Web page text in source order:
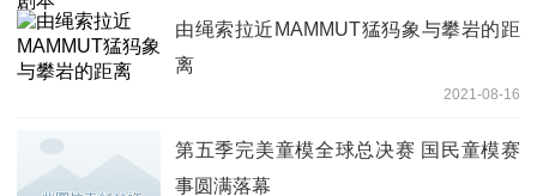
由绳索拉近MAMMUT猛犸象与攀岩的距
离
2021-08-16
第五季完美童模全球总决赛 国民童模赛
事圆满落幕